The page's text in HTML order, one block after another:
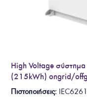
High Voltage
(215kWh) ongrid/
Πιστοποιήσεις: